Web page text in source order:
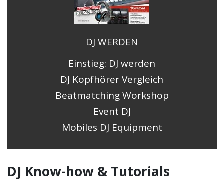
DJ WERDEN
Einstieg: DJ werden
DJ Kopfhörer Vergleich
Beatmatching Workshop
Event DJ
Mobiles DJ Equipment
DJ Know-how & Tutorials